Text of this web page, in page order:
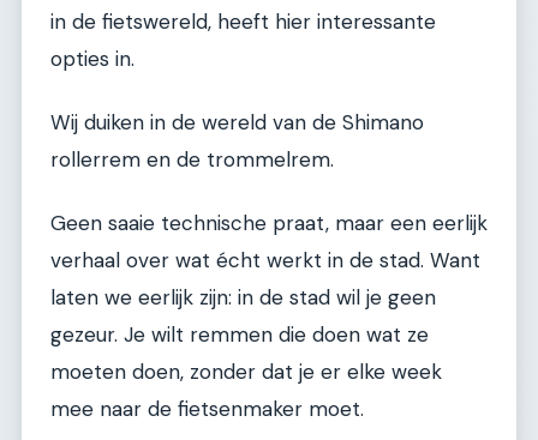
in de fietswereld, heeft hier interessante
opties in.
Wij duiken in de wereld van de Shimano
rollerrem en de trommelrem.
Geen saaie technische praat, maar een eerlijk
verhaal over wat écht werkt in de stad. Want
laten we eerlijk zijn: in de stad wil je geen
gezeur. Je wilt remmen die doen wat ze
moeten doen, zonder dat je er elke week
mee naar de fietsenmaker moet.